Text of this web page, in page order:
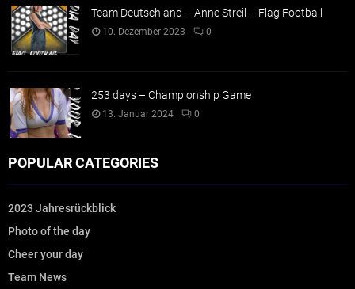
Team Deutschland – Anne Streil – Flag Football
10. Dezember 2023 0
253 days – Championship Game
13. Januar 2024 0
POPULAR CATEGORIES
2023 Jahresrückblick
Photo of the day
Cheer your day
Team News